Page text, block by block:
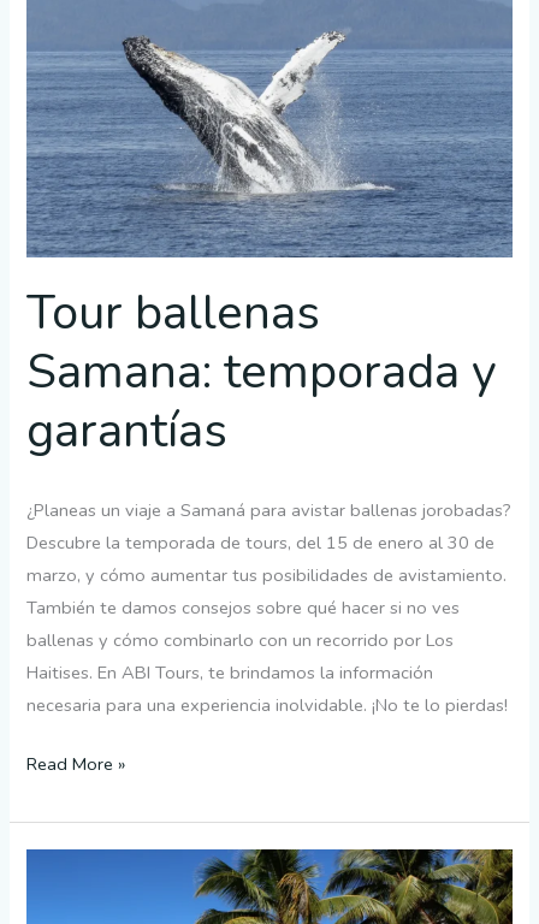
Tour ballenas
Samana: temporada y
garantías
¿Planeas un viaje a Samaná para avistar ballenas jorobadas?
Descubre la temporada de tours, del 15 de enero al 30 de
marzo, y cómo aumentar tus posibilidades de avistamiento.
También te damos consejos sobre qué hacer si no ves
ballenas y cómo combinarlo con un recorrido por Los
Haitises. En ABI Tours, te brindamos la información
necesaria para una experiencia inolvidable. ¡No te lo pierdas!
temporada
y
garantías
Read More »